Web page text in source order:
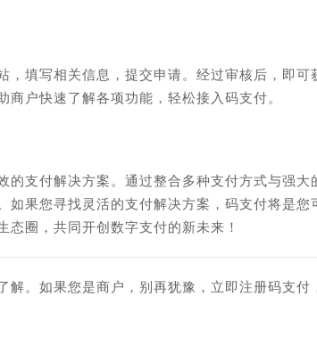
，填写相关信息，提交申请。经过审核后，即可
户快速了解各项功能，轻松接入码支付。
的支付解决方案。通过整合多种支付方式与强大
如果您寻找灵活的支付解决方案，码支付将是您
圈，共同开创数字支付的新未来！
解。如果您是商户，别再犹豫，立即注册码支付